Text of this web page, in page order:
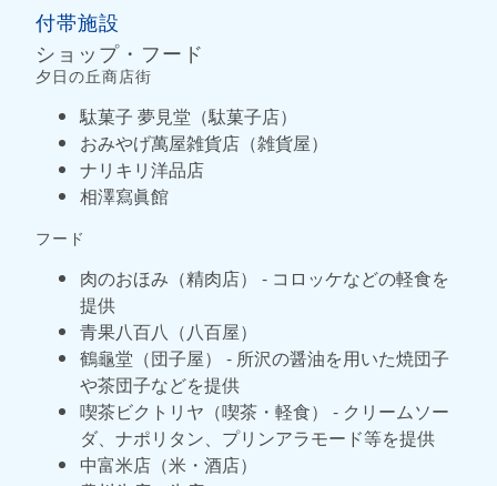
付帯施設
ショップ・フード
夕日の丘商店街
駄菓子 夢見堂（駄菓子店）
おみやげ萬屋雑貨店（雑貨屋）
ナリキリ洋品店
相澤寫眞館
フード
肉のおほみ（精肉店） - コロッケなどの軽食を
提供
青果八百八（八百屋）
鶴龜堂（団子屋） - 所沢の醤油を用いた焼団子
や茶団子などを提供
喫茶ビクトリヤ（喫茶・軽食） - クリームソー
ダ、ナポリタン、プリンアラモード等を提供
中富米店（米・酒店）